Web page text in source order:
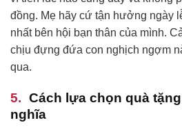
đồng. Mẹ hãy cứ tận hưởng ngày
nhất bên hội bạn thân của mình.
chịu đựng đứa con nghịch ngợm
qua.
Cách lựa chọn quà
nghĩa